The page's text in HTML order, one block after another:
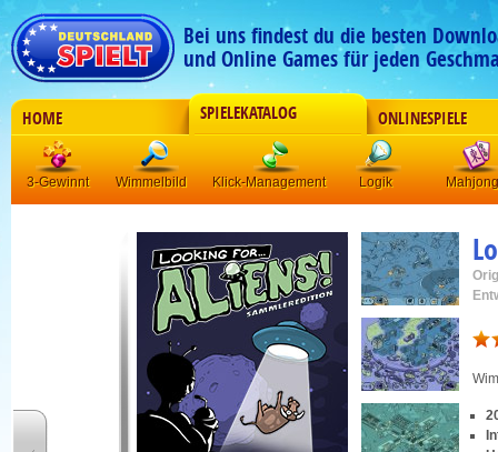
Bei uns findest du die besten
und Online Games für jeden
HOME SPIELEKATALOG ONLINESPIELE
3-Gewinnt Wimmelbild Klick-Management Logik Mahjong